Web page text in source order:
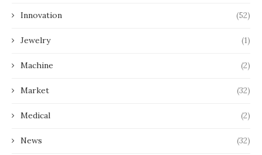
Innovation (52)
Jewelry (1)
Machine (2)
Market (32)
Medical (2)
News (32)